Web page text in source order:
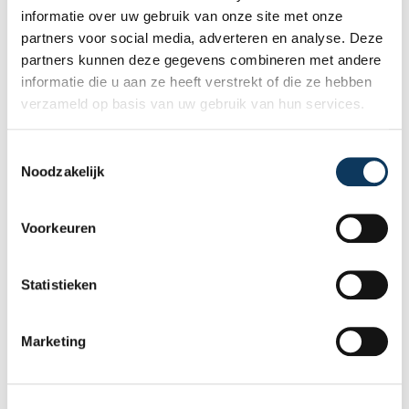
informatie over uw gebruik van onze site met onze
partners voor social media, adverteren en analyse. Deze
partners kunnen deze gegevens combineren met andere
informatie die u aan ze heeft verstrekt of die ze hebben
verzameld op basis van uw gebruik van hun services.
Noodzakelijk
Voorkeuren
Statistieken
Marketing
Maak een afspraak
Recente artikelen